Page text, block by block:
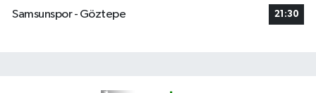
Samsunspor - Göztepe
21:30